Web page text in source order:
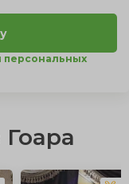
персональных